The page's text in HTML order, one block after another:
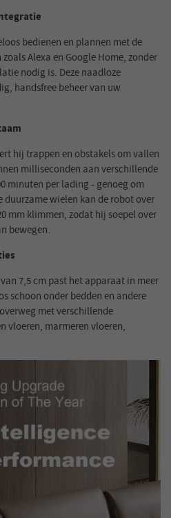
bedienen en plannen met de
Alexa en Google Home, zonder
nodig is. Deze naadloze
handsfree beheer van uw
hij trappen en obstakels om vallen
milliseconden aan verschillende
minuten per lading - genoeg om
duurzame wielen kan de robot over
mm klimmen, zodat hij soepel over
bewegen.
7,5 cm past het apparaat in meer
schoon onder bedden en andere
met verschillende
vloeren, marmeren vloeren,